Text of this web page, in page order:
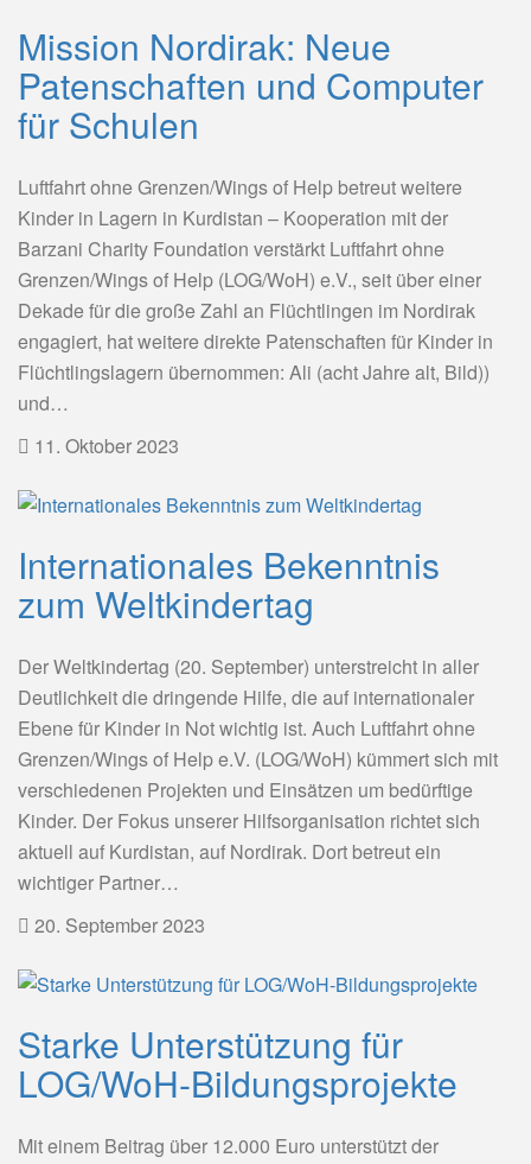
Mission Nordirak: Neue
Patenschaften und Computer
für Schulen
Luftfahrt ohne Grenzen/Wings of Help betreut weitere
Kinder in Lagern in Kurdistan – Kooperation mit der
Barzani Charity Foundation verstärkt Luftfahrt ohne
Grenzen/Wings of Help (LOG/WoH) e.V., seit über einer
Dekade für die große Zahl an Flüchtlingen im Nordirak
engagiert, hat weitere direkte Patenschaften für Kinder in
Flüchtlingslagern übernommen: Ali (acht Jahre alt, Bild))
und…
11. Oktober 2023
Internationales Bekenntnis
zum Weltkindertag
Der Weltkindertag (20. September) unterstreicht in aller
Deutlichkeit die dringende Hilfe, die auf internationaler
Ebene für Kinder in Not wichtig ist. Auch Luftfahrt ohne
Grenzen/Wings of Help e.V. (LOG/WoH) kümmert sich mit
verschiedenen Projekten und Einsätzen um bedürftige
Kinder. Der Fokus unserer Hilfsorganisation richtet sich
aktuell auf Kurdistan, auf Nordirak. Dort betreut ein
wichtiger Partner…
20. September 2023
Starke Unterstützung für
LOG/WoH-Bildungsprojekte
Mit einem Beitrag über 12.000 Euro unterstützt der